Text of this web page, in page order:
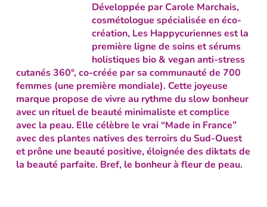
Développée par Carole Marchais,
cosmétologue spécialisée en éco-
création, Les Happycuriennes est la
première ligne de soins et sérums
holistiques bio & vegan anti-stress
cutanés 360°, co-créée par sa communauté de 700
femmes (une première mondiale). Cette joyeuse
marque propose de vivre au rythme du slow bonheur
avec un rituel de beauté minimaliste et complice
avec la peau. Elle célèbre le vrai “Made in France”
avec des plantes natives des terroirs du Sud-Ouest
et prône une beauté positive, éloignée des diktats de
la beauté parfaite. Bref, le bonheur à fleur de peau.